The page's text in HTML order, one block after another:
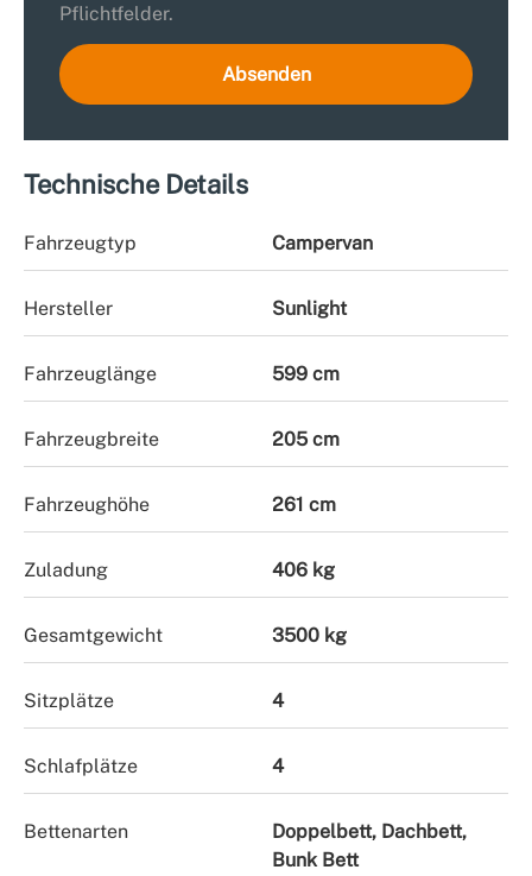
Pflichtfelder.
Absenden
Technische Details
Fahrzeugtyp Campervan
Hersteller Sunlight
Fahrzeuglänge 599 cm
Fahrzeugbreite 205 cm
Fahrzeughöhe 261 cm
Zuladung 406 kg
Gesamtgewicht 3500 kg
Sitzplätze 4
Schlafplätze 4
Bettenarten
Doppelbett, Dachbett,
Bunk Bett